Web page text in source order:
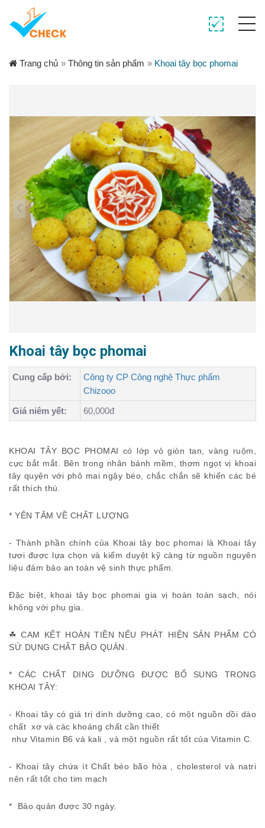
Trang chủ » Thông tin sản phẩm » Khoai tây bọc phomai
Khoai tây bọc phomai
Cung cấp bởi:
Công ty CP Công nghệ Thực phẩm
Chizooo
Giá niêm yết:
60,000đ
KHOAI TÂY BỌC PHOMAI có lớp vỏ giòn tan, vàng ruộm,
cực bắt mắt. Bên trong nhân bánh mềm, thơm ngọt vị khoai
tây quyện với phô mai ngậy béo, chắc chắn sẽ khiến các bé
rất thích thú.
* YÊN TÂM VỀ CHẤT LƯỢNG
- Thành phần chính của Khoai tây bọc phomai là Khoai tây
tươi được lựa chọn và kiểm duyệt kỹ càng từ nguồn nguyên
liệu đảm bảo an toàn vệ sinh thực phẩm.
Đặc biệt, khoai tây bọc phomai gia vị hoàn toàn sạch, nói
không với phụ gia.
☘ CAM KẾT HOÀN TIỀN NẾU PHÁT HIỆN SẢN PHẨM CÓ
SỬ DỤNG CHẤT BẢO QUẢN.
* CÁC CHẤT DING DƯỠNG ĐƯỢC BỔ SUNG TRONG
KHOAI TÂY:
- Khoai tây có giá trị dinh dưỡng cao, có một nguồn dồi dào
chất xơ và các khoáng chất cần thiết
như Vitamin B6 và kali , và một nguồn rất tốt của Vitamin C.
- Khoai tây chứa ít Chất béo bão hòa , cholesterol và natri
nên rất tốt cho tim mạch
* Bảo quản được 30 ngày.